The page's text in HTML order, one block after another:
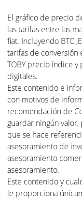
El gráfico de precio
las tarifas entre las
fiat. Incluyendo BTC
tarifas de conversión
TOBY precio índice
digitales.
Este contenido e
con motivos de
recomendación de
guardar ningún
que se hace
asesoramiento de
asesoramiento
asesoramiento.
Este contenido y
le proporciona